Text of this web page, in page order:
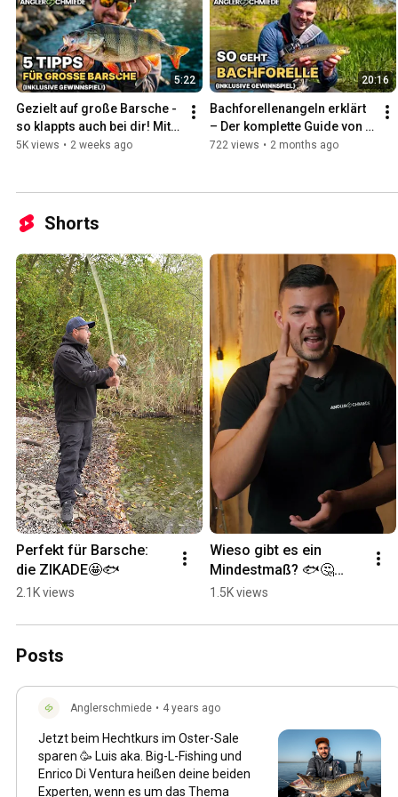
5:22
Gezielt auf große Barsche -
so klappts auch bei dir! Mit
Marc Ptacovsky
5K views • 2 weeks ago
20:16
Bachforellenangeln erklärt
– Der komplette Guide von A
bis Z
722 views • 2 months ago
Shorts
Perfekt für Barsche:
die ZIKADE🤩🐟
2.1K views
Wieso gibt es ein
Mindestmaß? 🐟🤔
#angeln
1.5K views
Posts
Anglerschmiede • 4 years ago
Jetzt beim Hechtkurs im Oster-Sale
sparen 🥳 Luis aka. Big-L-Fishing und
Enrico Di Ventura heißen deine beiden
Experten, wenn es um das Thema